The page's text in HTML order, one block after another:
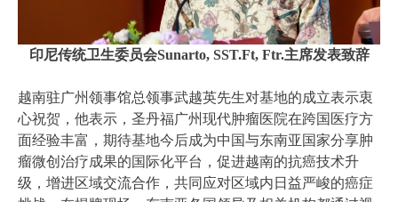
印尼传统卫生委员会Sunarto, SST.Ft, Ftr.主席发表致辞
越南驻广州领事馆总领事武越英先生对基地的成立表示衷
心祝贺，他表示，圣丹福广州现代肿瘤医院在跨国医疗方
面经验丰富，期待基地今后成为中国与东南亚国家分享肿
瘤微创治疗成果的国际化平台，促进越南的抗癌技术升
级，增进区域交流合作，共同应对区域内日益严峻的癌症